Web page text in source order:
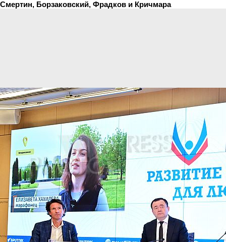
Смертин, Борзаковский, Фрадков и Кричмара